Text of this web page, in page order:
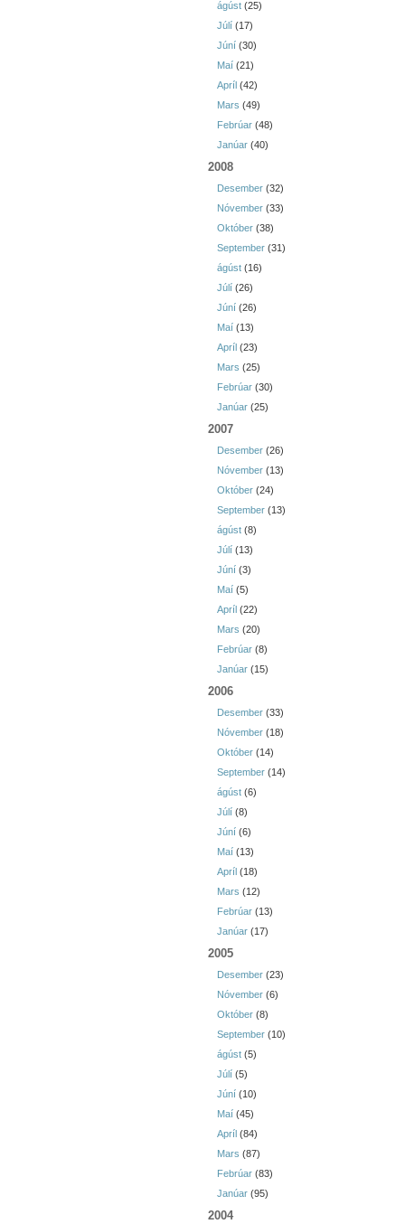
ágúst (25)
Júlí (17)
Júní (30)
Maí (21)
Apríl (42)
Mars (49)
Febrúar (48)
Janúar (40)
2008
Desember (32)
Nóvember (33)
Október (38)
September (31)
ágúst (16)
Júlí (26)
Júní (26)
Maí (13)
Apríl (23)
Mars (25)
Febrúar (30)
Janúar (25)
2007
Desember (26)
Nóvember (13)
Október (24)
September (13)
ágúst (8)
Júlí (13)
Júní (3)
Maí (5)
Apríl (22)
Mars (20)
Febrúar (8)
Janúar (15)
2006
Desember (33)
Nóvember (18)
Október (14)
September (14)
ágúst (6)
Júlí (8)
Júní (6)
Maí (13)
Apríl (18)
Mars (12)
Febrúar (13)
Janúar (17)
2005
Desember (23)
Nóvember (6)
Október (8)
September (10)
ágúst (5)
Júlí (5)
Júní (10)
Maí (45)
Apríl (84)
Mars (87)
Febrúar (83)
Janúar (95)
2004